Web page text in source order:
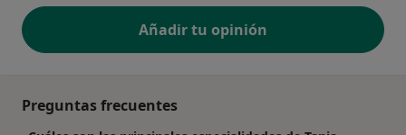
Añadir tu opinión
Preguntas frecuentes